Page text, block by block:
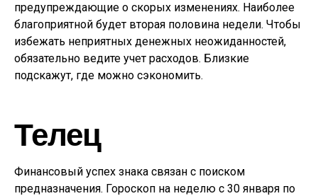
предупреждающие о скорых изменениях. Наиболее
благоприятной будет вторая половина недели. Чтобы
избежать неприятных денежных неожиданностей,
обязательно ведите учет расходов. Близкие
подскажут, где можно сэкономить.
Телец
Финансовый успех знака связан с поиском
предназначения. Гороскоп на неделю с 30 января по